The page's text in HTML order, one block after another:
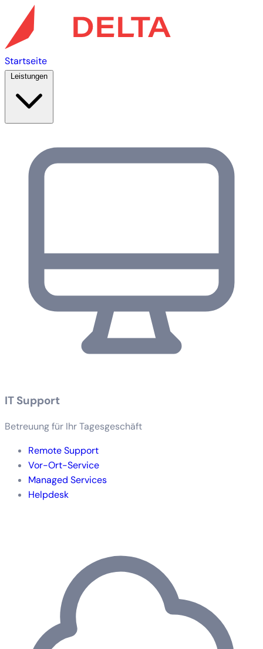
Startseite
IT Support
Betreuung für Ihr Tagesgeschäft
Remote Support
Vor-Ort-Service
Managed Services
Helpdesk